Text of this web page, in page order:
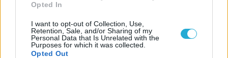
Opted In
I want to opt-out of Collection, Use,
Retention, Sale, and/or Sharing of my
Personal Data that Is Unrelated with the
Purposes for which it was collected.
Opted Out
magánnyomozóhoz egy
fegyverekkel és jazz-zel teli